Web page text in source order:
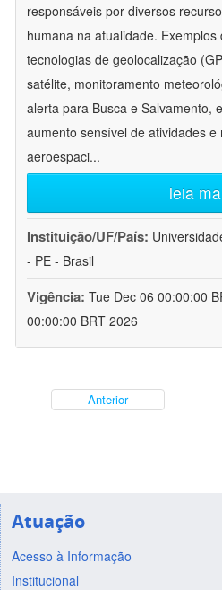
responsáveis por diversos
humana na atualidade.
tecnologias de geolocalização
satélite, monitoramento
alerta para Busca e Salvamento,
aumento sensível de atividades e
aeroespaci...
leia
Instituição/UF/País:
- PE - Brasil
Vigência: Tue Dec 06 00:00:00
00:00:00 BRT 2026
Anterior
Atuação
Acesso à Informação
Institucional